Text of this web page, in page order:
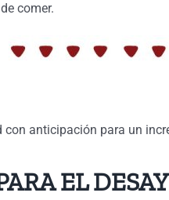
comer.
con anticipación para un
EL